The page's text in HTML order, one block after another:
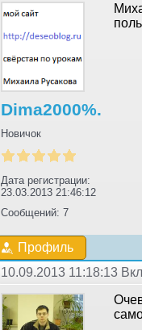
Dima2000%.
Новичок
Дата регистрации:
23.03.2013 21:46:12
Сообщений: 7
Профиль
10.09.2013 11:18:13